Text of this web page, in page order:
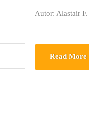
Autor: Alastair
Read More